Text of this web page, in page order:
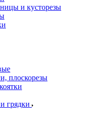
и кусторезы
плоскорезы
грядки